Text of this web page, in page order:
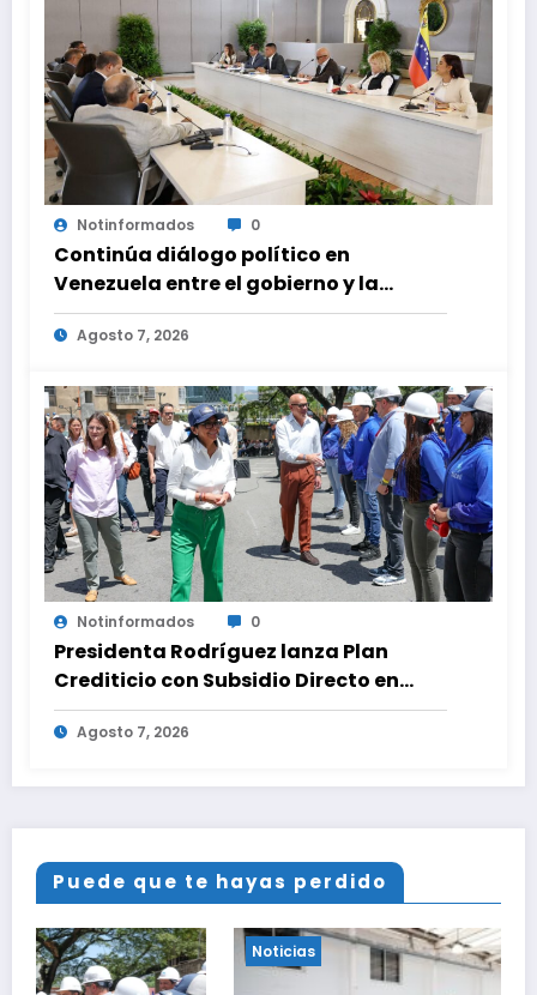
Notinformados 0
Continúa diálogo político en
Venezuela entre el gobierno y la
oposición
Agosto 7, 2026
Notinformados 0
Presidenta Rodríguez lanza Plan
Crediticio con Subsidio Directo en
encuentro con Juntas de Condominio
Agosto 7, 2026
Puede que te hayas perdido
Noticias